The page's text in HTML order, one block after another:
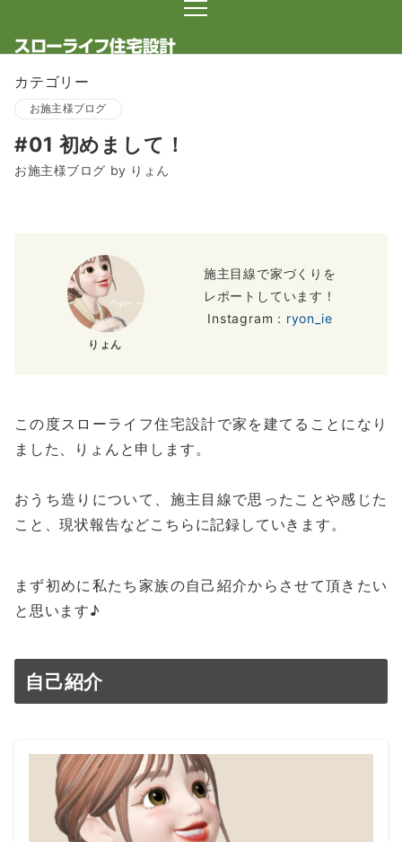
カテゴリー
お施主様ブログ
#01 初めまして！
お施主様ブログ by りょん
りょん
施主目線で家づくりを
レポートしています！
Instagram : ryon_ie
この度スローライフ住宅設計で家を建てることになり
ました、りょんと申します。
おうち造りについて、施主目線で思ったことや感じた
こと、現状報告などこちらに記録していきます。
まず初めに私たち家族の自己紹介からさせて頂きたい
と思います♪
自己紹介